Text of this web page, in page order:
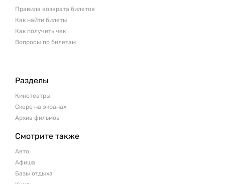
Правила возврата билетов
Как найти билеты
Как получить чек
Вопросы по билетам
Разделы
Кинотеатры
Скоро на экранах
Архив фильмов
Смотрите также
Авто
Афиша
Базы отдыха